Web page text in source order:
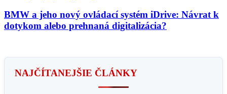
BMW a jeho nový ovládací systém iDrive: Návrat k
dotykom alebo prehnaná digitalizácia?
NAJČÍTANEJŠIE ČLÁNKY